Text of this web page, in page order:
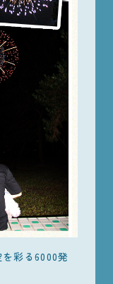
彩る6000発